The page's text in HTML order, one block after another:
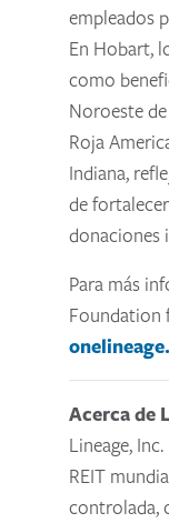
empleados
En Hobart,
como
Noroeste
Roja
Indiana,
de
donaciones
Para más
Foundation
Acerca de
Lineage,
REIT
controlada,